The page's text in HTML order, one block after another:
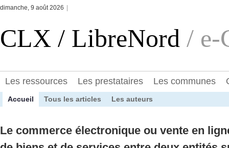
dimanche, 9 août 2026
CLX / LibreNord / e-
Les ressources Les prestataires Les communes
Accueil Tous les articles Les auteurs
Le commerce électronique ou vente en